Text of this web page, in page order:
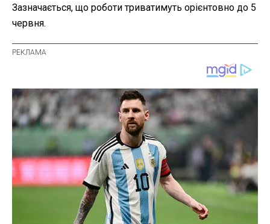
Зазначається, що роботи триватимуть орієнтовно до 5
червня.